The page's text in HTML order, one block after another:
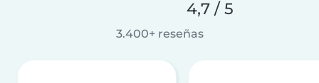
4,7 / 5
3.400+ reseñas